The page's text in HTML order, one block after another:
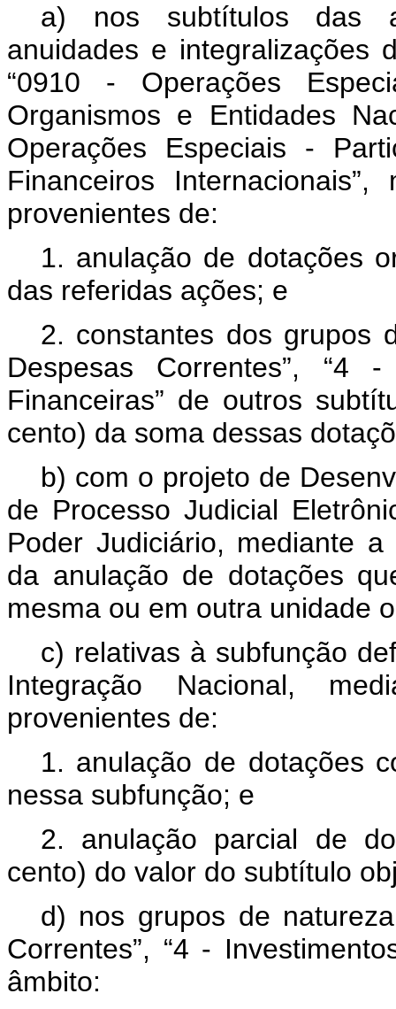
a) nos subtítulos das
anuidades e integralizações
“0910 - Operações
Organismos e Entidades
Operações Especiais -
Financeiros
provenientes de:
1. anulação de dotações
das referidas ações; e
2. constantes dos grupos
Despesas Correntes”, “4
Financeiras” de outros
cento) da soma dessas
b) com o projeto de
de Processo Judicial
Poder Judiciário, mediante
da anulação de dotações
mesma ou em outra unidade
c) relativas à subfunção
Integração Nacional,
provenientes de:
1. anulação de dotações
nessa subfunção; e
2. anulação parcial de
cento) do valor do subtítulo
d) nos grupos de
Correntes”, “4 -
âmbito: